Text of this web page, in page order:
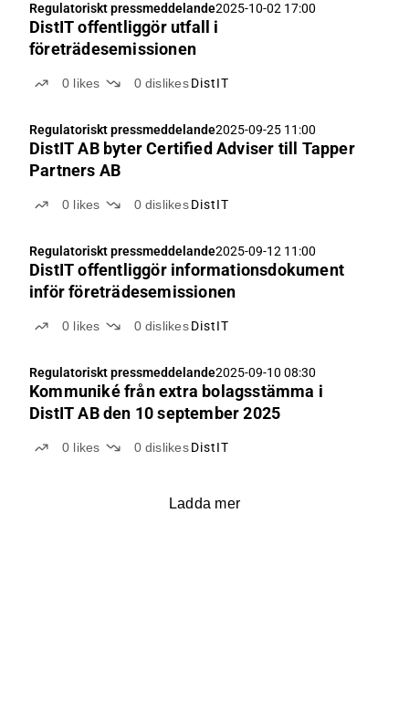
Regulatoriskt pressmeddelande2025-10-02 17:00
DistIT offentliggör utfall i
företrädesemissionen
0 likes 0 dislikes DistIT
Regulatoriskt pressmeddelande2025-09-25 11:00
DistIT AB byter Certified Adviser till Tapper
Partners AB
0 likes 0 dislikes DistIT
Regulatoriskt pressmeddelande2025-09-12 11:00
DistIT offentliggör informationsdokument
inför företrädesemissionen
0 likes 0 dislikes DistIT
Regulatoriskt pressmeddelande2025-09-10 08:30
Kommuniké från extra bolagsstämma i
DistIT AB den 10 september 2025
0 likes 0 dislikes DistIT
Ladda mer